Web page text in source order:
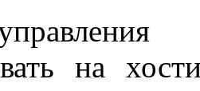
на